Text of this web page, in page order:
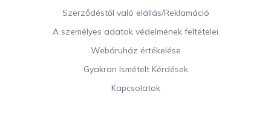
Szerződéstől való elállás/Reklamáció
A személyes adatok védelmének feltételei
Webáruház értékelése
Gyakran Ismételt Kérdések
Kapcsolatok